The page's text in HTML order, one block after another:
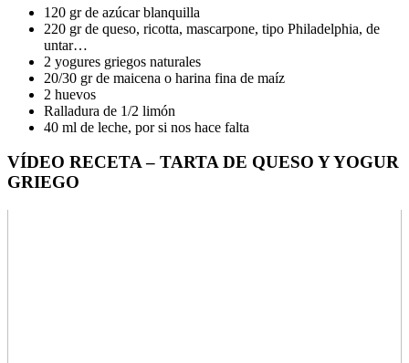
120 gr de azúcar blanquilla
220 gr de queso, ricotta, mascarpone, tipo Philadelphia, de
untar…
2 yogures griegos naturales
20/30 gr de maicena o harina fina de maíz
2 huevos
Ralladura de 1/2 limón
40 ml de leche, por si nos hace falta
VÍDEO RECETA – TARTA DE QUESO Y YOGUR
GRIEGO